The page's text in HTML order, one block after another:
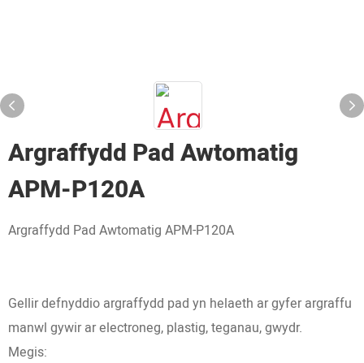
Argraffydd Pad Awtomatig
APM-P120A
Argraffydd Pad Awtomatig APM-P120A
Gellir defnyddio argraffydd pad yn helaeth ar gyfer argraffu
manwl gywir ar electroneg, plastig, teganau, gwydr.
Megis: